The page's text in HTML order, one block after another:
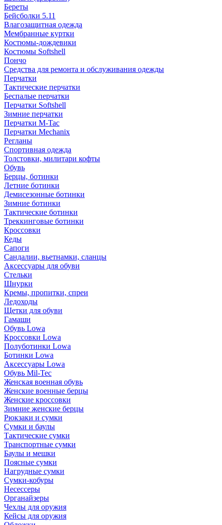
Береты
Бейсболки 5.11
Влагозащитная одежда
Мембранные куртки
Костюмы-дождевики
Костюмы Softshell
Пончо
Средства для ремонта и обслуживания одежды
Перчатки
Тактические перчатки
Беспалые перчатки
Перчатки Softshell
Зимние перчатки
Перчатки M-Tac
Перчатки Mechanix
Регланы
Спортивная одежда
Толстовки, милитари кофты
Обувь
Берцы, ботинки
Летние ботинки
Демисезонные ботинки
Зимние ботинки
Тактические ботинки
Треккинговые ботинки
Кроссовки
Кеды
Сапоги
Сандалии, вьетнамки, сланцы
Аксессуары для обуви
Стельки
Шнурки
Кремы, пропитки, спреи
Ледоходы
Щетки для обуви
Гамаши
Обувь Lowa
Кроссовки Lowa
Полуботинки Lowa
Ботинки Lowa
Аксессуары Lowa
Обувь Mil-Tec
Женская военная обувь
Женские военные берцы
Женские кроссовки
Зимние женские берцы
Рюкзаки и сумки
Сумки и баулы
Тактические сумки
Транспортные сумки
Баулы и мешки
Поясные сумки
Нагрудные сумки
Сумки-кобуры
Несессеры
Органайзеры
Чехлы для оружия
Кейсы для оружия